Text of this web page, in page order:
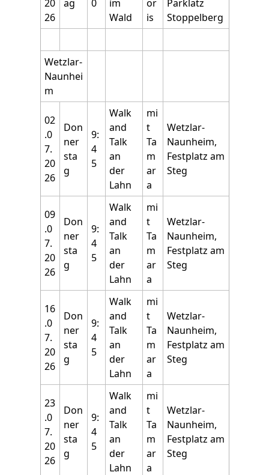
20
26
ag
0
im
Wald
or
is
Parklatz
Stoppelberg
Wetzlar-
Naunhei
m
02
.0
7.
20
26
Don
ner
sta
g
9:
4
5
Walk
and
Talk
an
der
Lahn
mi
t
Ta
m
ar
a
Wetzlar-
Naunheim,
Festplatz am
Steg
09
.0
7.
20
26
Don
ner
sta
g
9:
4
5
Walk
and
Talk
an
der
Lahn
mi
t
Ta
m
ar
a
Wetzlar-
Naunheim,
Festplatz am
Steg
16
.0
7.
20
26
Don
ner
sta
g
9:
4
5
Walk
and
Talk
an
der
Lahn
mi
t
Ta
m
ar
a
Wetzlar-
Naunheim,
Festplatz am
Steg
23
.0
7.
20
26
Don
ner
sta
g
9:
4
5
Walk
and
Talk
an
der
Lahn
mi
t
Ta
m
ar
a
Wetzlar-
Naunheim,
Festplatz am
Steg